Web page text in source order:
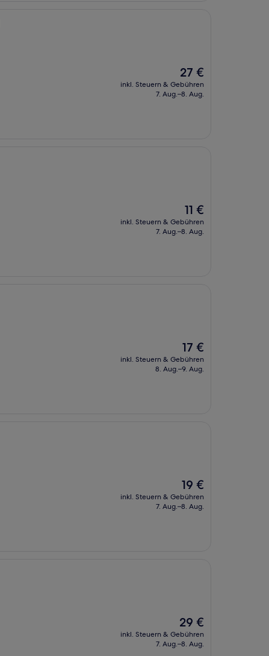
Der
Preis
beträgt
27 €
inkl. Steuern & Gebühren
7. Aug.–8. Aug.
Der
Preis
beträgt
11 €
inkl. Steuern & Gebühren
7. Aug.–8. Aug.
Der
Preis
beträgt
17 €
inkl. Steuern & Gebühren
8. Aug.–9. Aug.
Der
Preis
beträgt
19 €
inkl. Steuern & Gebühren
7. Aug.–8. Aug.
Der
Preis
beträgt
29 €
inkl. Steuern & Gebühren
7. Aug.–8. Aug.